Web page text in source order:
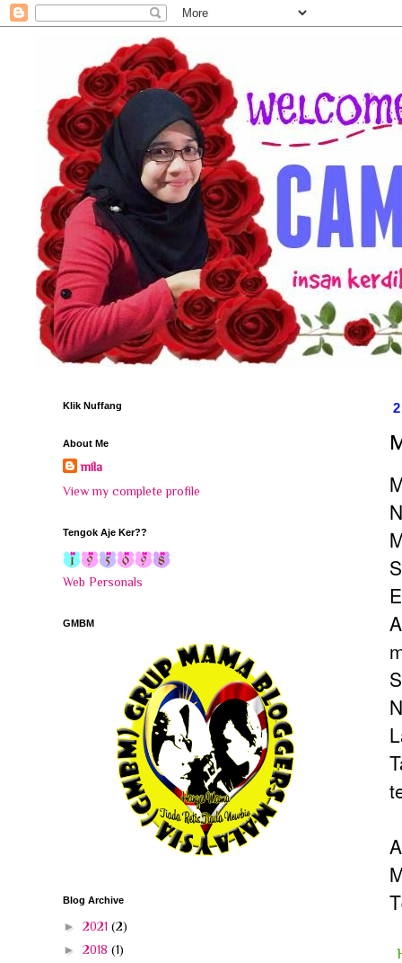
Klik Nuffang
About Me
mila
View my complete profile
Tengok Aje Ker??
Web Personals
GMBM
Blog Archive
► 2021 (2)
► 2018 (1)